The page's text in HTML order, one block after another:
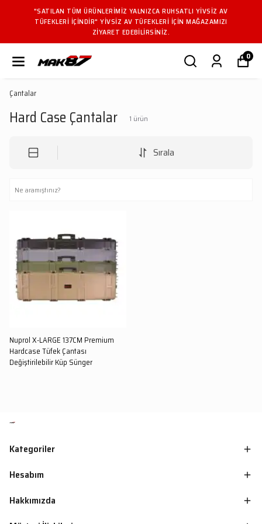
"SATILAN TÜM ÜRÜNLERIMIZ YALNIZCA RUHSATLI YIVSIZ AV
TÜFEKLERI IÇINDIR" YIVSIZ AV TÜFEKLERI IÇIN MAĞAZAMIZI
ZIYARET EDEBILIRSINIZ.
0
Çantalar
Hard Case Çantalar 1 ürün
Sırala
Nuprol X-LARGE 137CM Premium
Hardcase Tüfek Çantası
Değiştirilebilir Küp Sünger
Kategoriler
Hesabım
Hakkımızda